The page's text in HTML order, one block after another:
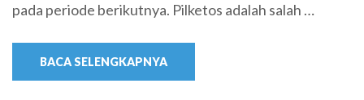
pada periode berikutnya. Pilketos adalah salah …
BACA SELENGKAPNYA